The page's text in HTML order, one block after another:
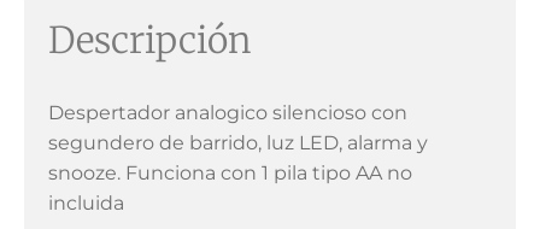
Descripción
Despertador analogico silencioso con
segundero de barrido, luz LED, alarma y
snooze. Funciona con 1 pila tipo AA no
incluida